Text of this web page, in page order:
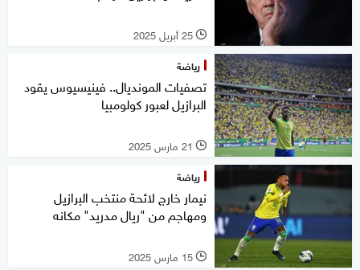
l 25 أبريل 2025
رياضة
تصفيات المونديال.. فينيسيوس يقود
البرازيل لعبور كولومبيا
l 21 مارس 2025
رياضة
نيمار خارج لائحة منتخب البرازيل
ومهاجم من "ريال مدريد" مكانه
l 15 مارس 2025